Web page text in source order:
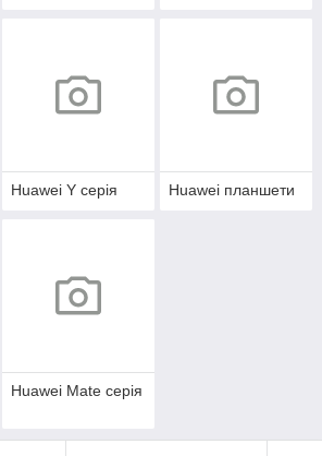
Huawei Y серія Huawei планшети
Huawei Mate серія